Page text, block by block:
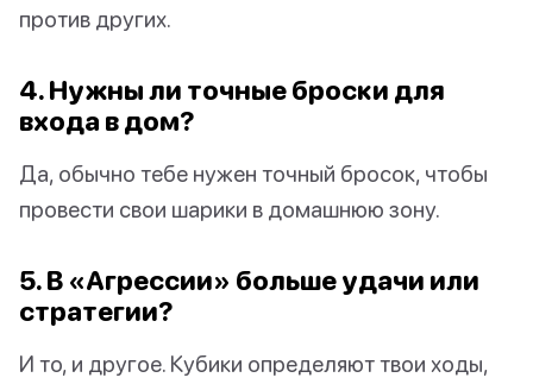
против других.
4. Нужны ли точные броски для
входа в дом?
Да, обычно тебе нужен точный бросок, чтобы
провести свои шарики в домашнюю зону.
5. В «Агрессии» больше удачи или
стратегии?
И то, и другое. Кубики определяют твои ходы,